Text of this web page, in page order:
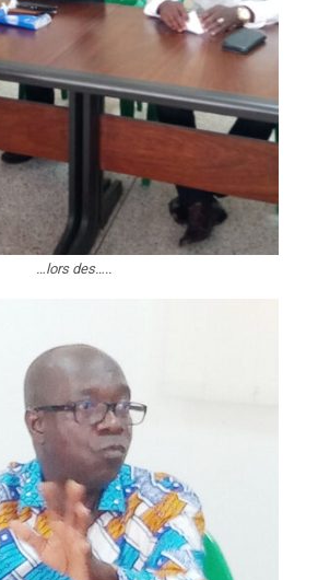
…lors des…..